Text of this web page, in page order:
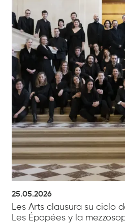
25.05.2026
Les Arts clausura su ciclo
Les Épopées y la